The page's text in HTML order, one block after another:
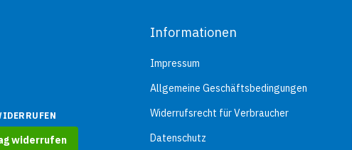
widerrufen
Informationen
Impressum
Allgemeine Geschäftsbedingungen
Widerrufsrecht für Verbraucher
Datenschutz